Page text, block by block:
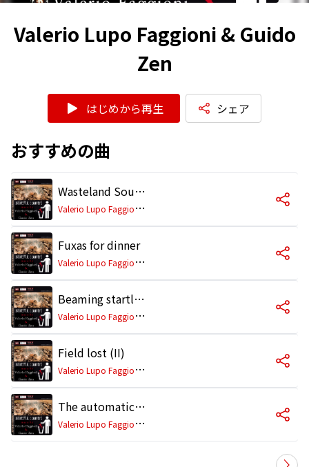
Valerio Lupo Faggioni & Guido
Zen
はじめから再生 シェア
おすすめの曲
Wasteland South (Var. I)
V
alerio Lupo Faggioni & Guido Zen
Fuxas for dinner
V
alerio Lupo Faggioni & Guido Zen
Beaming startle (Var. T)
V
alerio Lupo Faggioni & Guido Zen
Field lost (II)
V
alerio Lupo Faggioni & Guido Zen
The automatic sheep
V
alerio Lupo Faggioni & Guido Zen